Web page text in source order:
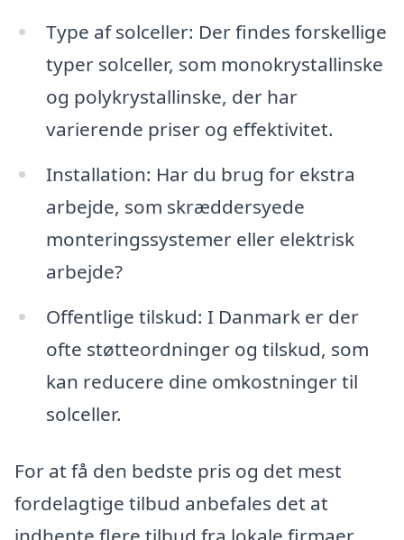
Type af solceller: Der findes forskellige
typer solceller, som monokrystallinske
og polykrystallinske, der har
varierende priser og effektivitet.
Installation: Har du brug for ekstra
arbejde, som skræddersyede
monteringssystemer eller elektrisk
arbejde?
Offentlige tilskud: I Danmark er der
ofte støtteordninger og tilskud, som
kan reducere dine omkostninger til
solceller.
For at få den bedste pris og det mest
fordelagtige tilbud anbefales det at